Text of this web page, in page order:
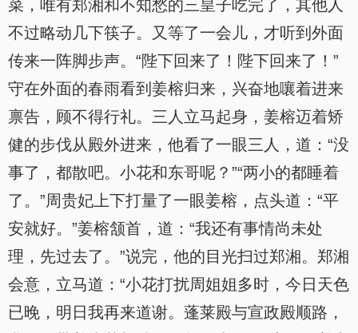
菜，唯有郑湘和不知愁的三皇子吃完了，其他人
不过略动几下筷子。又等了一会儿，才听到外面
传来一阵脚步声。“陛下回来了！陛下回来了！”
守在外面的春雨看到姜榕归来，兴奋地嚷着进来
禀告，顾不得行礼。三人立马起身，姜榕迈着矫
健的步伐从殿外进来，他看了一眼三人，道：“没
事了，都散吧。小花和东哥呢？”“两小的都睡着
了。”周贵妃上下打量了一眼姜榕，点头道：“平
安就好。”姜榕颔首，道：“我还有事情尚未处
理，先过去了。”说完，他的目光扫过郑湘。郑湘
会意，立马道：“小花打扰周姐姐多时，今日天色
已晚，明日我再来道谢。蓬莱殿与宣政殿顺路，